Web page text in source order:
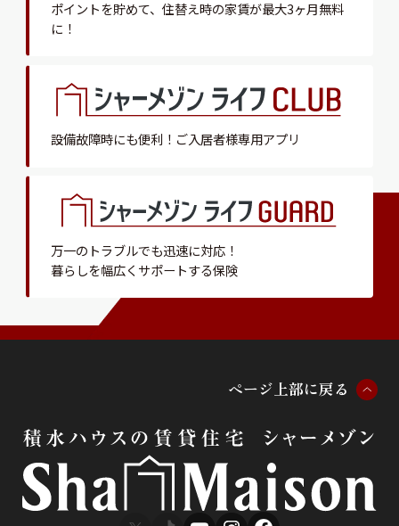
ポイントを貯めて、 住替え時の家賃が最大3ヶ月無料
に！
設備故障時にも便利！ ご入居者様専用アプリ
万一のトラブルでも迅速に対応！
暮らしを幅広くサポートする保険
ページ 上部に戻る